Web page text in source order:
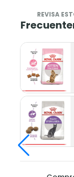
REVISA
Canin Kitten
Canin Adult